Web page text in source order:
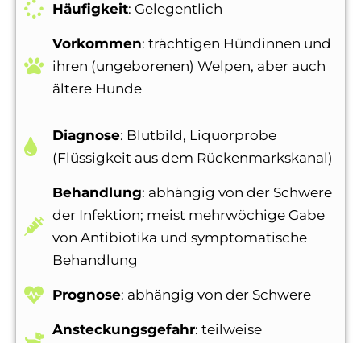
Häufigkeit: Gelegentlich
Vorkommen: trächtigen Hündinnen und
ihren (ungeborenen) Welpen, aber auch
ältere Hunde
Diagnose: Blutbild, Liquorprobe
(Flüssigkeit aus dem Rückenmarkskanal)
Behandlung: abhängig von der Schwere
der Infektion; meist mehrwöchige Gabe
von Antibiotika und symptomatische
Behandlung
Prognose: abhängig von der Schwere
Ansteckungsgefahr: teilweise